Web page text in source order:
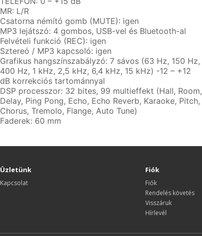
MR: L/R
Csatorna némító gomb (MUTE): igen
MP3 lejátszó: 4 gombos, USB-vel és Bluetooth-al
Felvételi funkció (REC): igen
Sztereó / MP3 kapcsoló: igen
Grafikus hangszínszabályzó: 7 sávos (63 Hz, 150 Hz,
400 Hz, 1 kHz, 2,5 kHz, 6,4 kHz, 15 kHz) -12 – +12
dB korrekciós tartománnyal
DSP processzor: 32 bites, 99 multieffekt (Hall, Room,
Delay, Ping Pong, Echo, Echo Reverb, Karaoke, Pitch,
Chorus, Tremolo, Flange, Auto Tune)
Faderek: 60 mm
Üzletünk
Kapcsolat
Fiók
Fiók
Rendelés követés
Visszáruk
Hírlevél